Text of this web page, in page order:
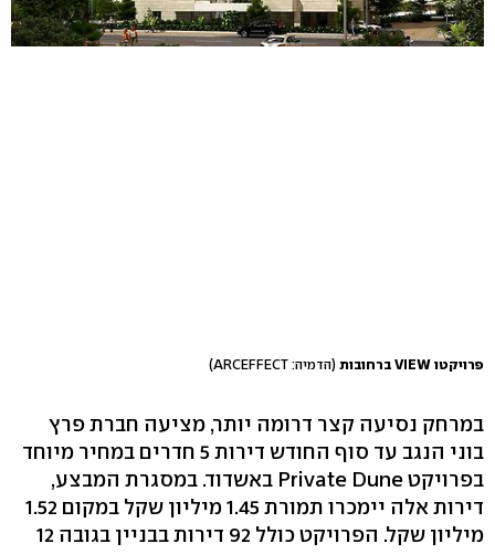
פרויקטו VIEW ברחובות (הדמיה: ARCEFFECT)
במרחק נסיעה קצר דרומה יותר, מציעה חברת פרץ
בוני הנגב עד סוף החודש דירות 5 חדרים במחיר מיוחד
בפרויקט Private Dune באשדוד. במסגרת המבצע,
דירות אלה יימכרו תמורת 1.45 מיליון שקל במקום 1.52
מיליון שקל. הפרויקט כולל 92 דירות בבניין בגובה 12